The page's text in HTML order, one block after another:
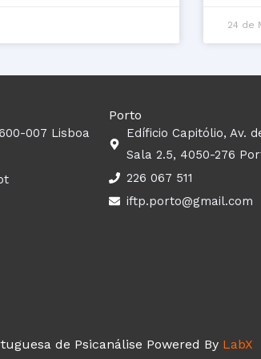
24 de
007 Lisboa
Porto
Edíficio Capitólio, Av.
Sala 2.5, 4050-276
226 067 511
iftp.porto@gmail.com
de Psicanálise Powered By LabX